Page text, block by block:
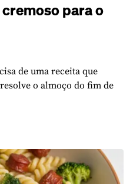
para o
de uma receita que
o almoço do fim de